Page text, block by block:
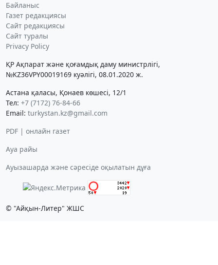
Байланыс
Газет редакциясы
Сайт редакциясы
Сайт туралы
Privacy Policy
ҚР Ақпарат және қоғамдық даму министрлігі,
№KZ36VPY00019169 куәлігі, 08.01.2020 ж.
Астана қаласы, Қонаев көшесі, 12/1
Тел: +7 (7172) 76-84-66
Email: turkystan.kz@gmail.com
PDF | онлайн газет
Ауа райы
Ауызашарда және сәресіде оқылатын дұға
© "Айқын-Литер" ЖШС